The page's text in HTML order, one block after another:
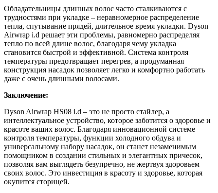
Обладательницы длинных волос часто сталкиваются с
трудностями при укладке – неравномерное распределение
тепла, спутывание прядей, длительное время укладки. Dyson
Airwrap i.d решает эти проблемы, равномерно распределяя
тепло по всей длине волос, благодаря чему укладка
становится быстрой и эффективной. Система контроля
температуры предотвращает перегрев, а продуманная
конструкция насадок позволяет легко и комфортно работать
даже с очень длинными волосами.
Заключение:
Dyson Airwrap HS08 i.d – это не просто стайлер, а
интеллектуальное устройство, которое заботится о здоровье и
красоте ваших волос. Благодаря инновационной системе
контроля температуры, функции холодного обдува и
универсальному набору насадок, он станет незаменимым
помощником в создании стильных и элегантных причесок,
позволяя вам выглядеть безупречно, не жертвуя здоровьем
своих волос. Это инвестиция в красоту и здоровье, которая
окупится сторицей.